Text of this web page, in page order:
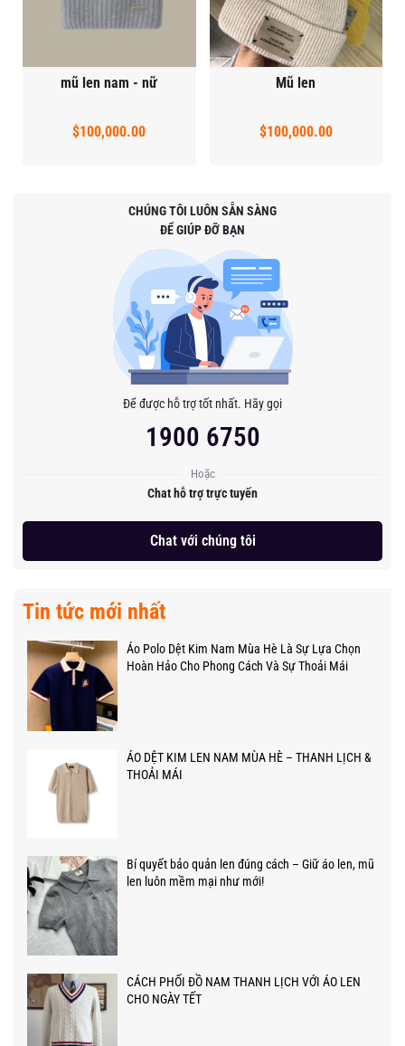
mũ len nam - nữ
$100,000.00
Mũ len
$100,000.00
CHÚNG TÔI LUÔN SẴN SÀNG
ĐỂ GIÚP ĐỠ BẠN
Để được hỗ trợ tốt nhất. Hãy gọi
1900 6750
Hoặc
Chat hỗ trợ trực tuyến
Chat với chúng tôi
Tin tức mới nhất
Áo Polo Dệt Kim Nam Mùa Hè Là Sự Lựa Chọn
Hoàn Hảo Cho Phong Cách Và Sự Thoải Mái
ÁO DỆT KIM LEN NAM MÙA HÈ – THANH LỊCH &
THOẢI MÁI
Bí quyết bảo quản len đúng cách – Giữ áo len, mũ
len luôn mềm mại như mới!
CÁCH PHỐI ĐỒ NAM THANH LỊCH VỚI ÁO LEN
CHO NGÀY TẾT